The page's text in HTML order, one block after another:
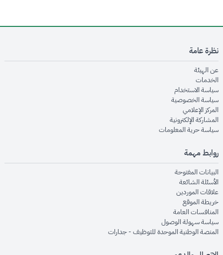
نظرة عامة
عن الهيئةopens in new window
الخدماتopens in new window
سياسة الاستخدام
سياسة الخصوصيةopens in new window
المركز الإعلاميopens in new window
المشاركة الإلكترونيةopens in new window
سياسة حرية المعلوماتopens in new window
روابط مهمة
البيانات المفتوحةopens in new window
الأسئلة الشائعةopens in new window
علاقات الموردينopens in new window
خريطة الموقعopens in new window
المنافسات العامةopens in new window
سياسة سهولة الوصولopens in new window
المنصة الوطنية الموحدة للتوظيف - جداراتopens in new window